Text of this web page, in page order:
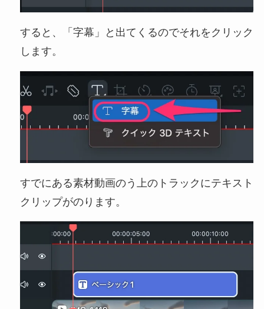
すると、「字幕」と出てくるのでそれをクリック
します。
すでにある素材動画のう上のトラックにテキスト
クリップがのります。